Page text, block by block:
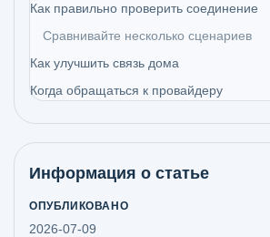
Как правильно проверить соединение
Сравнивайте несколько сценариев
Как улучшить связь дома
Когда обращаться к провайдеру
Информация о статье
ОПУБЛИКОВАНО
2026-07-09